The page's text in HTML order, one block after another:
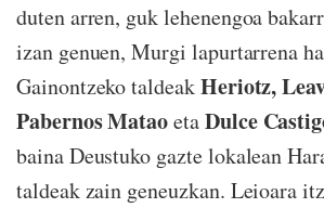
duten arren, guk lehenengoa
izan genuen, Murgi lapurtarrena
Gainontzeko taldeakHeriotz,
Pabernos MataoetaDulce
baina Deustuko gazte lokalean
taldeak zain geneuzkan. Leioara